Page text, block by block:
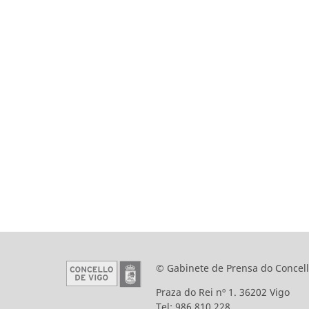
© Gabinete de Prensa do
Praza do Rei nº 1. 36202 Vigo